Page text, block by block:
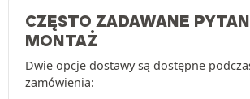
CZĘSTO ZADAWANE
MONTAŻ
Dwie opcje dostawy są dostępne
zamówienia: